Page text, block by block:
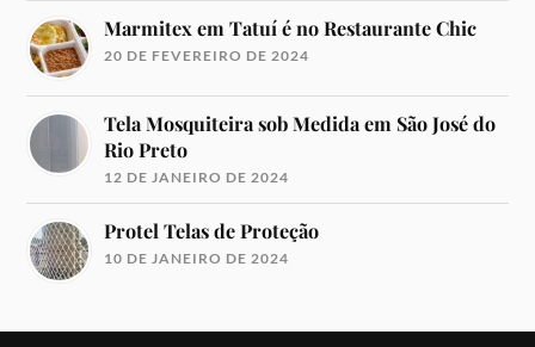
Marmitex em Tatuí é no Restaurante Chic
20 DE FEVEREIRO DE 2024
Tela Mosquiteira sob Medida em São José do
Rio Preto
12 DE JANEIRO DE 2024
Protel Telas de Proteção
10 DE JANEIRO DE 2024